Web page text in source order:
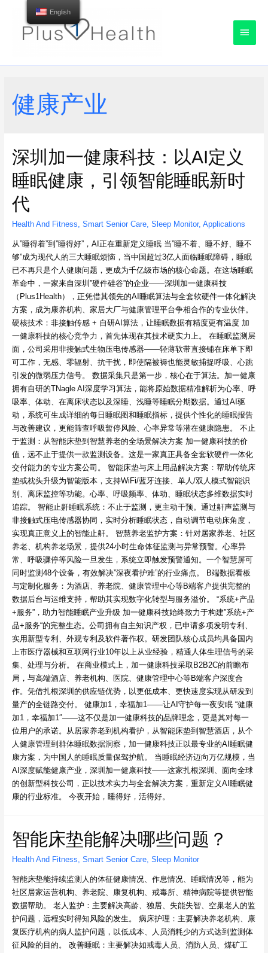
Main
健康产业
深圳加一健康科技：以AI定义
睡眠健康，引领智能睡眠新时
代
Health And Fitness, Smart Senior Care, Sleep Monitor, Applications
从”睡得着”到”睡得好”，AI正在重新定义睡眠 当”睡不着、睡不好、睡不
够”成为现代人的三大睡眠烦恼，当中国超过3亿人面临睡眠障碍，睡眠
已不再只是个人健康问题，更成为千亿级市场的核心命题。在这场睡眠
革命中，一家来自深圳”硬件硅谷”的企业——深圳加一健康科技
（Plus1Health），正凭借其领先的AI睡眠算法与全套软硬件一体化解决
方案，成为康养机构、家居大厂与健康管理平台争相合作的专业伙伴。
硬核技术：非接触传感 + 自研AI算法，让睡眠数据有精度更有温度 加
一健康科技的核心竞争力，首先体现在其技术硬实力上。 在睡眠监测层
面，公司采用非接触式生物压电传感器——轻薄软带直接铺在床单下即
可工作，无感、零辐射、抗干扰，即使隔被褥也能灵敏捕捉呼吸、心跳
引发的微弱压力信号。 数据采集只是第一步，核心在于算法。加一健康
拥有自研的TNagle AI深度学习算法，能将原始数据精准解析为心率、呼
吸率、体动、在离床状态以及深睡、浅睡等睡眠分期数据。通过AI驱
动，系统可生成详细的每日睡眠图和睡眠指标，提供个性化的睡眠报告
与改善建议，更能筛查呼吸暂停风险、心率异常等潜在健康隐患。 不止
于监测：从智能床垫到智慧养老的全场景解决方案 加一健康科技的价
值，远不止于提供一款监测设备。这是一家真正具备全套软硬件一体化
交付能力的专业方案公司。 智能床垫与床上用品解决方案：帮助传统床
垫或枕头升级为智能版本，支持WiFi/蓝牙连接、单人/双人模式智能识
别、离床监控等功能。心率、呼吸频率、体动、睡眠状态多维数据实时
追踪。 智能止鼾睡眠系统：不止于监测，更主动干预。通过鼾声监测与
非接触式压电传感器协同，实时分析睡眠状态，自动调节电动床角度，
实现真正意义上的智能止鼾。 智慧养老监护方案：针对居家养老、社区
养老、机构养老场景，提供24小时生命体征监测与异常预警。心率异
常、呼吸骤停等风险一旦发生，系统立即触发预警通知。一个智慧屏可
同时监测48个设备，有效解决”深夜看护难”的行业痛点。 B端数据看板
与定制化服务：为酒店、养老院、健康管理中心等B端客户提供完整的
数据后台与运维支持，帮助其实现数字化转型与服务溢价。 “系统+产品
+服务”，助力智能睡眠产业升级 加一健康科技始终致力于构建”系统+产
品+服务“的完整生态。公司拥有自主知识产权，已申请多项发明专利、
实用新型专利、外观专利及软件著作权。研发团队核心成员均具备国内
上市医疗器械和互联网行业10年以上从业经验，精通人体生理信号的采
集、处理与分析。 在商业模式上，加一健康科技采取B2B2C的前瞻布
局，与高端酒店、养老机构、医院、健康管理中心等B端客户深度合
作。凭借扎根深圳的供应链优势，以更低成本、更快速度实现从研发到
量产的全链路交付。 健康加1，幸福加1——让AI守护每一夜安眠 “健康
加1，幸福加1″——这不仅是加一健康科技的品牌理念，更是其对每一
位用户的承诺。从居家养老到机构看护，从智能床垫到智慧酒店，从个
人健康管理到群体睡眠数据洞察，加一健康科技正以最专业的AI睡眠健
康方案，为中国人的睡眠质量保驾护航。 当睡眠经济迈向万亿规模，当
AI深度赋能健康产业，深圳加一健康科技——这家扎根深圳、面向全球
的创新型科技公司，正以技术实力与全套解决方案，重新定义AI睡眠健
康的行业标准。 今夜开始，睡得好，活得好。
智能床垫能解决哪些问题？
Health And Fitness, Smart Senior Care, Sleep Monitor
智能床垫能持续监测人的体征健康情况、作息情况、睡眠情况等，能为
社区居家运营机构、养老院、康复机构、戒毒所、精神病院等提供智能
数据帮助。 老人监护：主要解决高龄、独居、失能失智、空巢老人的监
护问题，远程实时得知风险的发生。 病床护理：主要解决养老机构、康
复医疗机构的病人监护问题，以低成本、人员消耗少的方式达到监测体
征风险的目的。 改善睡眠：主要解决如戒毒人员、消防人员、煤矿工
English